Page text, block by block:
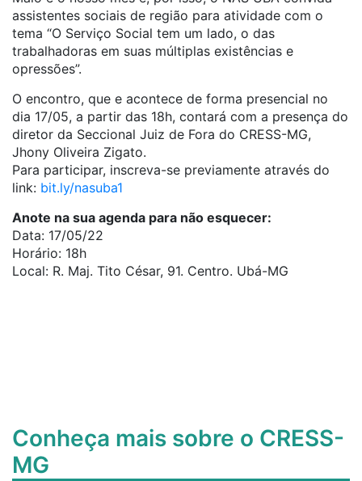
assistentes sociais de região para atividade com o
tema “O Serviço Social tem um lado, o das
trabalhadoras em suas múltiplas existências e
opressões”.
O encontro, que e acontece de forma presencial no
dia 17/05, a partir das 18h, contará com a presença do
diretor da Seccional Juiz de Fora do CRESS-MG,
Jhony Oliveira Zigato.
Para participar, inscreva-se previamente através do
link: bit.ly/nasuba1
Anote na sua agenda para não esquecer:
Data: 17/05/22
Horário: 18h
Local: R. Maj. Tito César, 91. Centro. Ubá-MG
Conheça mais sobre o CRESS-
MG